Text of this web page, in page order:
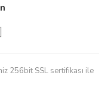
256bit SSL sertifikası ile